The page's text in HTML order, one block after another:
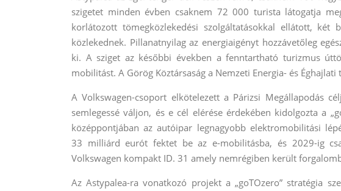
szigetet minden évben csaknem 72 000 turista látogatja
korlátozott tömegközlekedési szolgáltatásokkal ellátott,
közlekednek. Pillanatnyilag az energiaigényt hozzávetőleg
ki. A sziget az későbbi években a fenntartható turizmus
mobilitást. A Görög Köztársaság a Nemzeti Energia- és
A Volkswagen-csoport elkötelezett a Párizsi Megállapodás
semlegessé váljon, és e cél elérése érdekében kidolgozta a
középpontjában az autóipar legnagyobb elektromobilitási
33 milliárd eurót fektet be az e-mobilitásba, és 2029-ig
Volkswagen kompakt ID. 31 amely nemrégiben került
Az Astypalea-ra vonatkozó projekt a „goTOzero” stratégia